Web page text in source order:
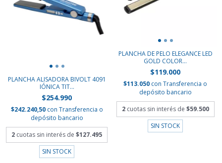
PLANCHA ALISADORA BIVOLT 4091
IÓNICA TIT...
$254.990
$242.240,50 con Transferencia o
depósito bancario
2 cuotas sin interés de $127.495
SIN STOCK
PLANCHA DE PELO ELEGANCE LED
GOLD COLOR...
$119.000
$113.050 con Transferencia o
depósito bancario
2 cuotas sin interés de $59.500
SIN STOCK